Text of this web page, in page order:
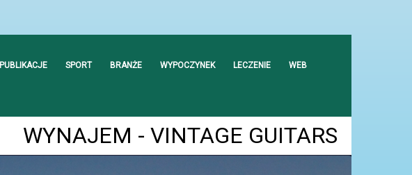
PUBLIKACJE SPORT BRANŻE WYPOCZYNEK LECZENIE WEB
WYNAJEM - VINTAGE GUITARS